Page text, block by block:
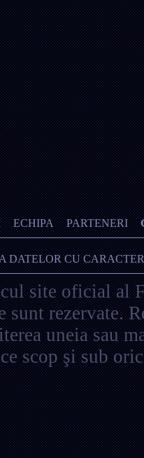
ECHIPA PARTENERI
DATELOR CU
site oficial al
sunt rezervate.
uneia sau
scop şi sub